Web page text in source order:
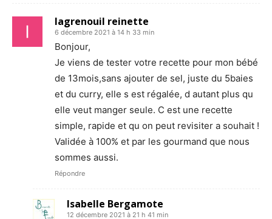
lagrenouil reinette
6 décembre 2021 à 14 h 33 min
Bonjour,
Je viens de tester votre recette pour mon bébé
de 13mois,sans ajouter de sel, juste du 5baies
et du curry, elle s est régalée, d autant plus qu
elle veut manger seule. C est une recette
simple, rapide et qu on peut revisiter a souhait !
Validée à 100% et par les gourmand que nous
sommes aussi.
Répondre
Isabelle Bergamote
12 décembre 2021 à 21 h 41 min